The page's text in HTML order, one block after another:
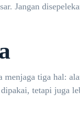
Jangan
tiga hal:
tetapi juga